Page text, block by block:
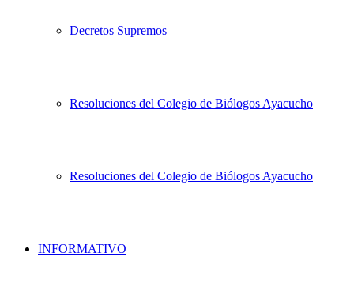
Decretos Supremos
Resoluciones del Colegio de Biólogos Ayacucho
Resoluciones del Colegio de Biólogos Ayacucho
INFORMATIVO